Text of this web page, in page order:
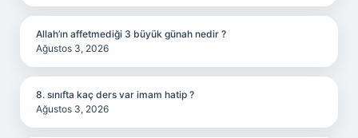
Allah’ın affetmediği 3 büyük günah nedir ?
Ağustos 3, 2026
8. sınıfta kaç ders var imam hatip ?
Ağustos 3, 2026